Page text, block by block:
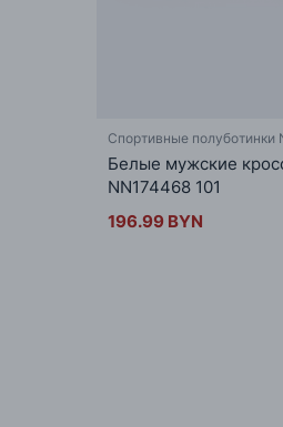
Спортивные полуботинки
Белые мужские
NN174468 101
196.99 BYN